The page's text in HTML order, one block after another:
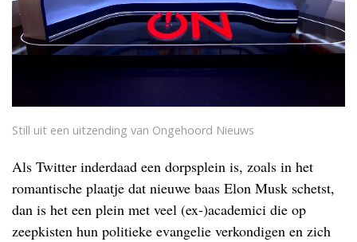
Still uit een uitzending van Ongehoord Nieuws
Als Twitter inderdaad een dorpsplein is, zoals in het
romantische plaatje dat nieuwe baas Elon Musk schetst,
dan is het een plein met veel (ex-)academici die op
zeepkisten hun politieke evangelie verkondigen en zich